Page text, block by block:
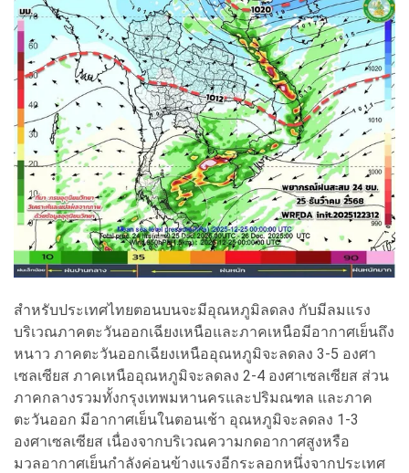
สำหรับประเทศไทยตอนบนจะมีอุณหภูมิลดลง กับมีลมแรง
บริเวณภาคตะวันออกเฉียงเหนือและภาคเหนือมีอากาศเย็นถึง
หนาว ภาคตะวันออกเฉียงเหนืออุณหภูมิจะลดลง 3-5 องศา
เซลเซียส ภาคเหนืออุณหภูมิจะลดลง 2-4 องศาเซลเซียส ส่วน
ภาคกลางรวมทั้งกรุงเทพมหานครและปริมณฑล และภาค
ตะวันออก มีอากาศเย็นในตอนเช้า อุณหภูมิจะลดลง 1-3
องศาเซลเซียส เนื่องจากบริเวณความกดอากาศสูงหรือ
มวลอากาศเย็นกำลังค่อนข้างแรงอีกระลอกหนึ่งจากประเทศ